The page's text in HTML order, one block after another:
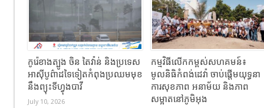
កូរ៉េខាងត្បូង ចិន តៃវ៉ាន់ និងប្រទេស
អាស៊ីបូព៌ាដទៃទៀតកំពុងប្រឈមមុខ
នឹងព្យុះទីហ្វុងបាវី
July 10, 2026
កម្មវិធីលើកកម្ពស់សហគមន៍៖
មូលនិធិកំពង់ដេវ៉ា ចាប់ផ្តើមយុទ្ធនា
ការសុខភាព អនាម័យ និងភាព
សម្អាតនៅភូមិអុង